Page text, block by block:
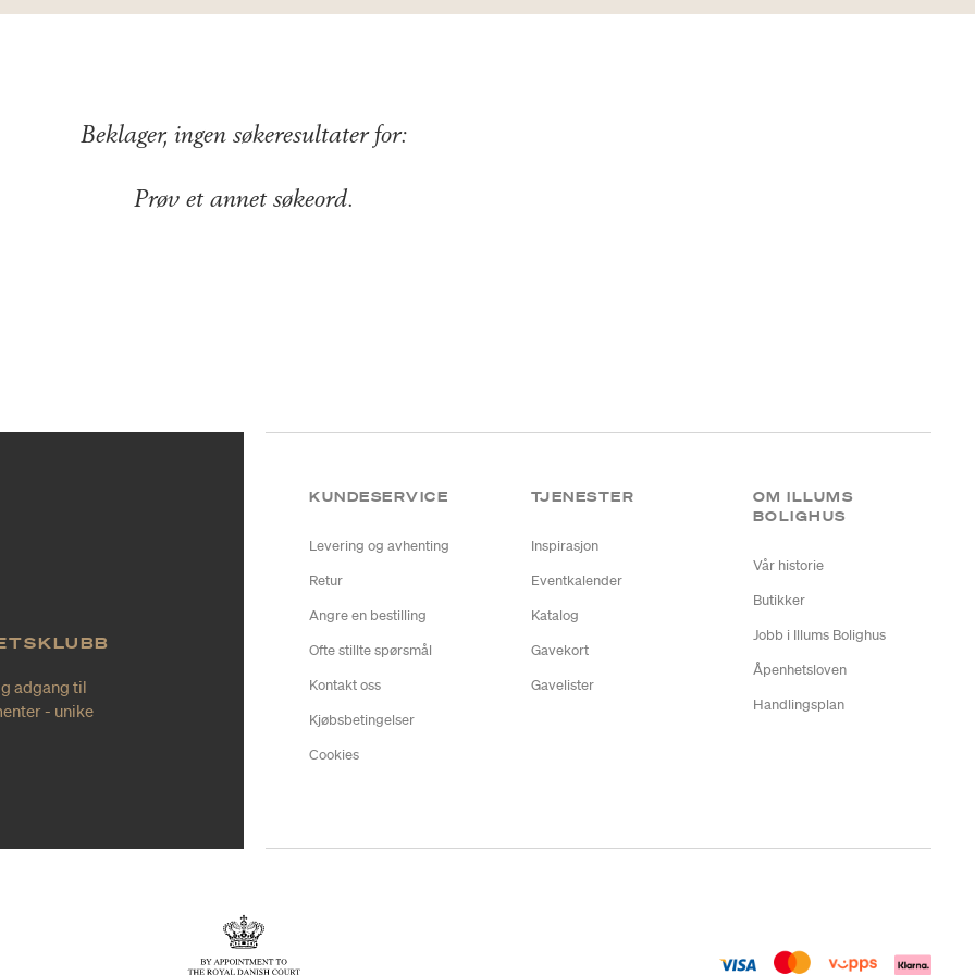
Beklager, ingen søkeresultater for:
Prøv et annet søkeord.
adgang til
- unike
KUNDESERVICE
Levering og avhenting
Retur
Angre en bestilling
Ofte stillte spørsmål
Kontakt oss
Kjøbsbetingelser
Cookies
TJENESTER
Inspirasjon
Eventkalender
Katalog
Gavekort
Gavelister
OM ILLUMS
BOLIGHUS
Vår historie
Butikker
Jobb i Illums Bolighus
Åpenhetsloven
Handlingsplan